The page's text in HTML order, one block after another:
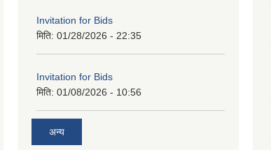
Invitation for Bids
मिति: 01/28/2026 - 22:35
Invitation for Bids
मिति: 01/08/2026 - 10:56
अन्य